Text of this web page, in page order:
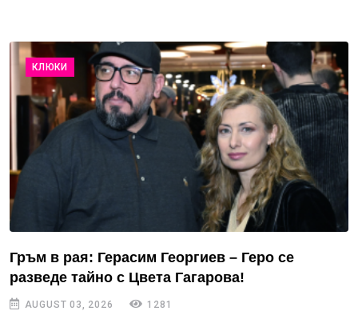
КЛЮКИ
Гръм в рая: Герасим Георгиев – Геро се
разведе тайно с Цвета Гагарова!
AUGUST 03, 2026 1281